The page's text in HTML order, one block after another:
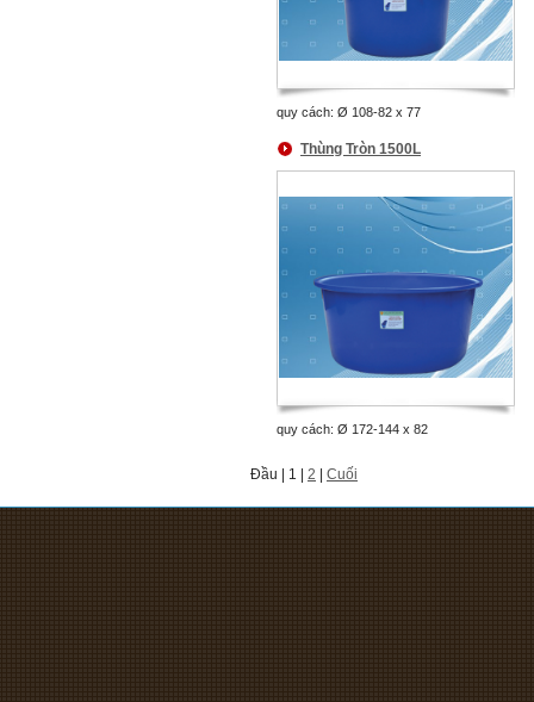
quy cách: Ø 108-82 x 77
Thùng Tròn 1500L
quy cách: Ø 172-144 x 82
Đầu | 1 | 2 | Cuối